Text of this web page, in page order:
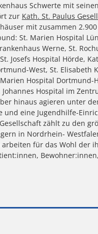
Schwerte mit
zur Kath. St. Paulus
mit zusammen
St. Marien Hospital
Werne, St.
Josefs Hospital Hörde,
West, St. Elisabeth
Hospital Dortmund-
Hospital im
hinaus agieren unter
und eine Jugendhilfe-
zählt zu den
in Nordrhein-
arbeiten für das Wohl der